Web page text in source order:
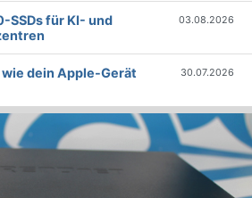
SSDs für KI- und
03.08.2026
dein Apple-Gerät
30.07.2026